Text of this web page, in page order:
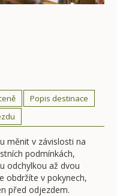
Popis destinace
měnit v závislosti na
podmínkách,
odchylkou až dvou
obdržíte v pokynech,
před odjezdem.